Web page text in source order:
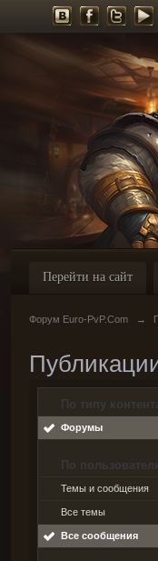
Перейти на сайт
Форум Euro-PvP.Com →
По типу
Форумы
По
Темы и сообщения
Все темы
Все сообщения